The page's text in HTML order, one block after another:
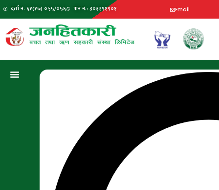
दर्ता नं. ६१(१७) ०५५/०५६ पान नं.: ३०३२९१९०१ Email